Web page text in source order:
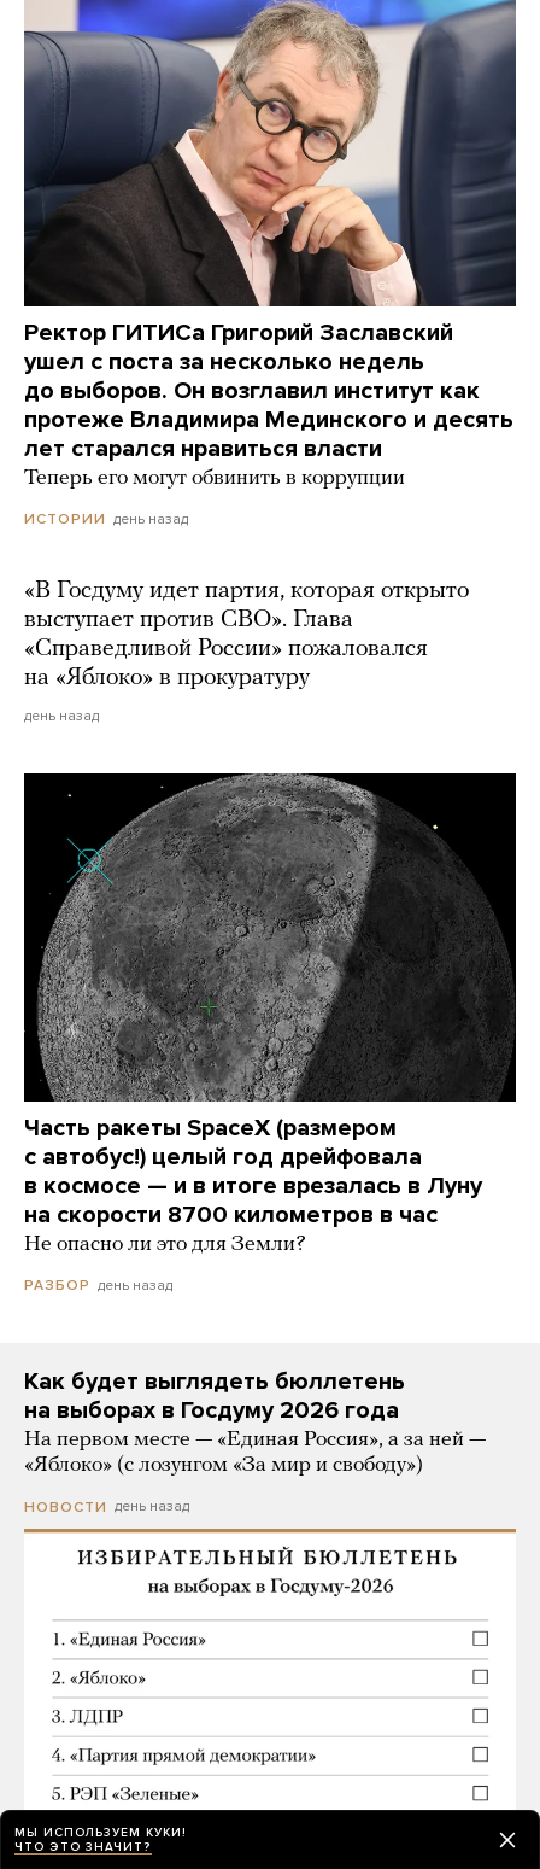
Ректор ГИТИСа Григорий Заславский
ушел с поста за несколько недель
до выборов. Он возглавил институт как
протеже Владимира Мединского и десять
лет старался нравиться власти
Теперь его могут обвинить в коррупции
ИСТОРИИ день назад
«В Госдуму идет партия, которая открыто
выступает против СВО». Глава
«Справедливой России» пожаловался
на «Яблоко» в прокуратуру
день назад
Часть ракеты SpaceX (размером
с автобус!) целый год дрейфовала
в космосе — и в итоге врезалась в Луну
на скорости 8700 километров в час
Не опасно ли это для Земли?
РАЗБОР день назад
Как будет выглядеть бюллетень
на выборах в Госдуму 2026 года
На первом месте — «Единая Россия», а за ней —
«Яблоко» (с лозунгом «За мир и свободу»)
НОВОСТИ день назад
МЫ ИСПОЛЬЗУЕМ КУКИ!
ЧТО ЭТО ЗНАЧИТ?